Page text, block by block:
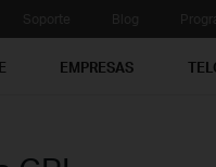
EMPRESAS